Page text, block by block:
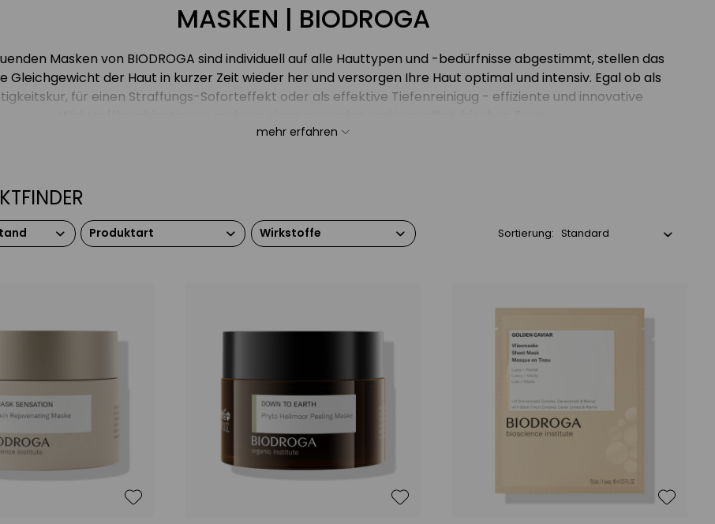
MASKEN | BIODROGA
Masken von BIODROGA sind individuell auf alle Hauttypen und -bedürfnisse abgestimmt, stellen das
Gleichgewicht der Haut in kurzer Zeit wieder her und versorgen Ihre Haut optimal und intensiv. Egal ob als
für einen Straffungs-Soforteffekt oder als effektive Tiefenreinigug - effiziente und innovative
mehr erfahren
regenerationsbedürftig
/ irritiert
Produktart Wirkstoffe Sortierung: